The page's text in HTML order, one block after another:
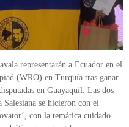
representarán a Ecuador en el
(WRO) en Turquía tras ganar
en Guayaquil. Las dos
se hicieron con el
con la temática cuidado